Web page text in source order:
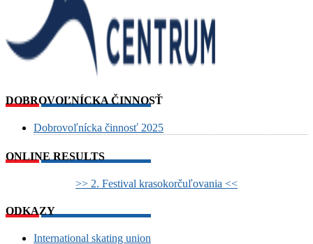
DOBROVOĽNÍCKA ČINNOSŤ
Dobrovoľnícka činnosť 2025
ONLINE RESULTS
>> 2. Festival krasokorčuľovania <<
ODKAZY
International skating union